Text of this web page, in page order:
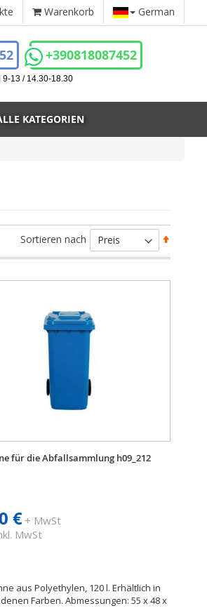
Warenkorb German
+390818087452
9-13 / 14.30-18.30
KATEGORIEN
Sortieren nach
für die Abfallsammlung h09_212
€+ MwSt
MwSt
aus Polyethylen, 120 l. Erhältlich in
Farben. Abmessungen: 55 x 48 x